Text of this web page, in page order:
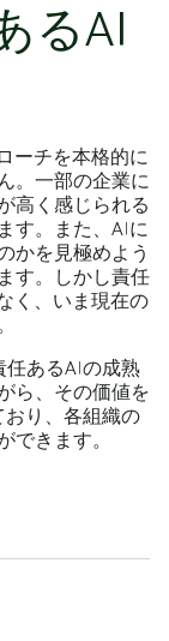
るAI
ーチを本格的に
。一部の企業に
高く感じられる
す。また、AIに
かを見極めよう
す。しかし責任
く、いま現在の
任あるAIの成熟
ら、その価値を
おり、各組織の
できます。